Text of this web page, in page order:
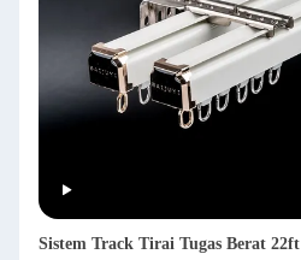
Sistem Track Tirai Tugas Berat 22ft